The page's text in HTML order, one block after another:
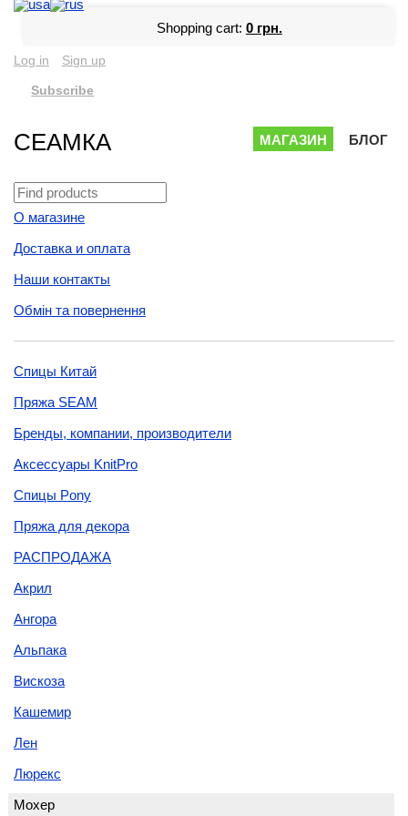
Shopping cart: 0 грн.
Log in Sign up
Subscribe
СЕАМКА МАГАЗИН БЛОГ
О магазине
Доставка и оплата
Наши контакты
Обмін та повернення
Спицы Китай
Пряжа SEAM
Бренды, компании, производители
Аксессуары KnitPro
Спицы Pony
Пряжа для декора
РАСПРОДАЖА
Акрил
Ангора
Альпака
Вискоза
Кашемир
Лен
Люрекс
Мохер